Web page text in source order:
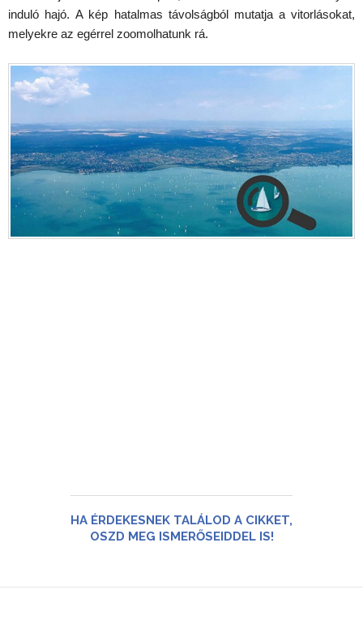
induló hajó. A kép hatalmas távolságból mutatja a vitorlásokat,
melyekre az egérrel zoomolhatunk rá.
HA ÉRDEKESNEK TALÁLOD A CIKKET,
OSZD MEG ISMERŐSEIDDEL IS!